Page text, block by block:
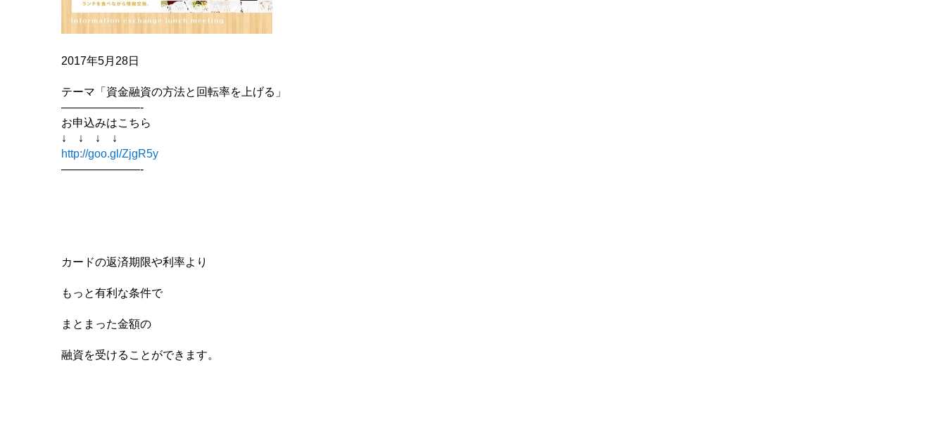
2017年5月28日
テーマ「資金融資の方法と回転率を上げる」
———————-
お申込みはこちら
↓ ↓ ↓ ↓
http://goo.gl/ZjgR5y
———————-
カードの返済期限や利率より
もっと有利な条件で
まとまった金額の
融資を受けることができます。